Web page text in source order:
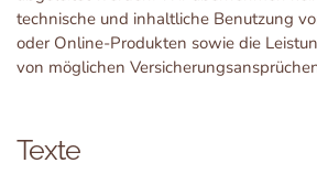
technische und inhaltliche Benutzung
oder Online-Produkten sowie die
von möglichen
Texte